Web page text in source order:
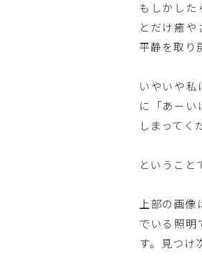
もしかした
とだけ癒
平静を取り
いやいや私
に「あーい
しまってく
ということ
上部の画像
でいる照明
す。見つけ